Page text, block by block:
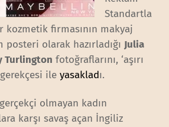
Standartla
kozmetik firmasının makyaj
olarak hazırladığı Julia
Turlington fotoğraflarını, ‘aşırı
gerekçesi ileyasakladı.
gerçekçi olmayan kadın
karşı savaş açan İngiliz